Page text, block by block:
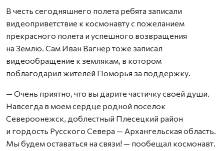
В честь сегодняшнего полета ребята записали
видеоприветствие к космонавту с пожеланием
прекрасного полета и успешного возвращения
на Землю. Сам Иван Вагнер тоже записал
видеообращение к землякам, в котором
поблагодарил жителей Поморья за поддержку.
— Очень приятно, что вы дарите частичку своей души.
Навсегда в моем сердце родной поселок
Североонежск, доблестный Плесецкий район
и гордость Русского Севера — Архангельская область.
Мы будем оставаться на связи! — пообещал космонавт.